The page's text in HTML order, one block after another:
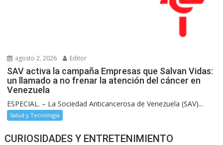
agosto 2, 2026 Editor
SAV activa la campaña Empresas que Salvan Vidas:
un llamado a no frenar la atención del cáncer en
Venezuela
ESPECIAL. – La Sociedad Anticancerosa de Venezuela (SAV)...
Salud y Tecnología
CURIOSIDADES Y ENTRETENIMIENTO